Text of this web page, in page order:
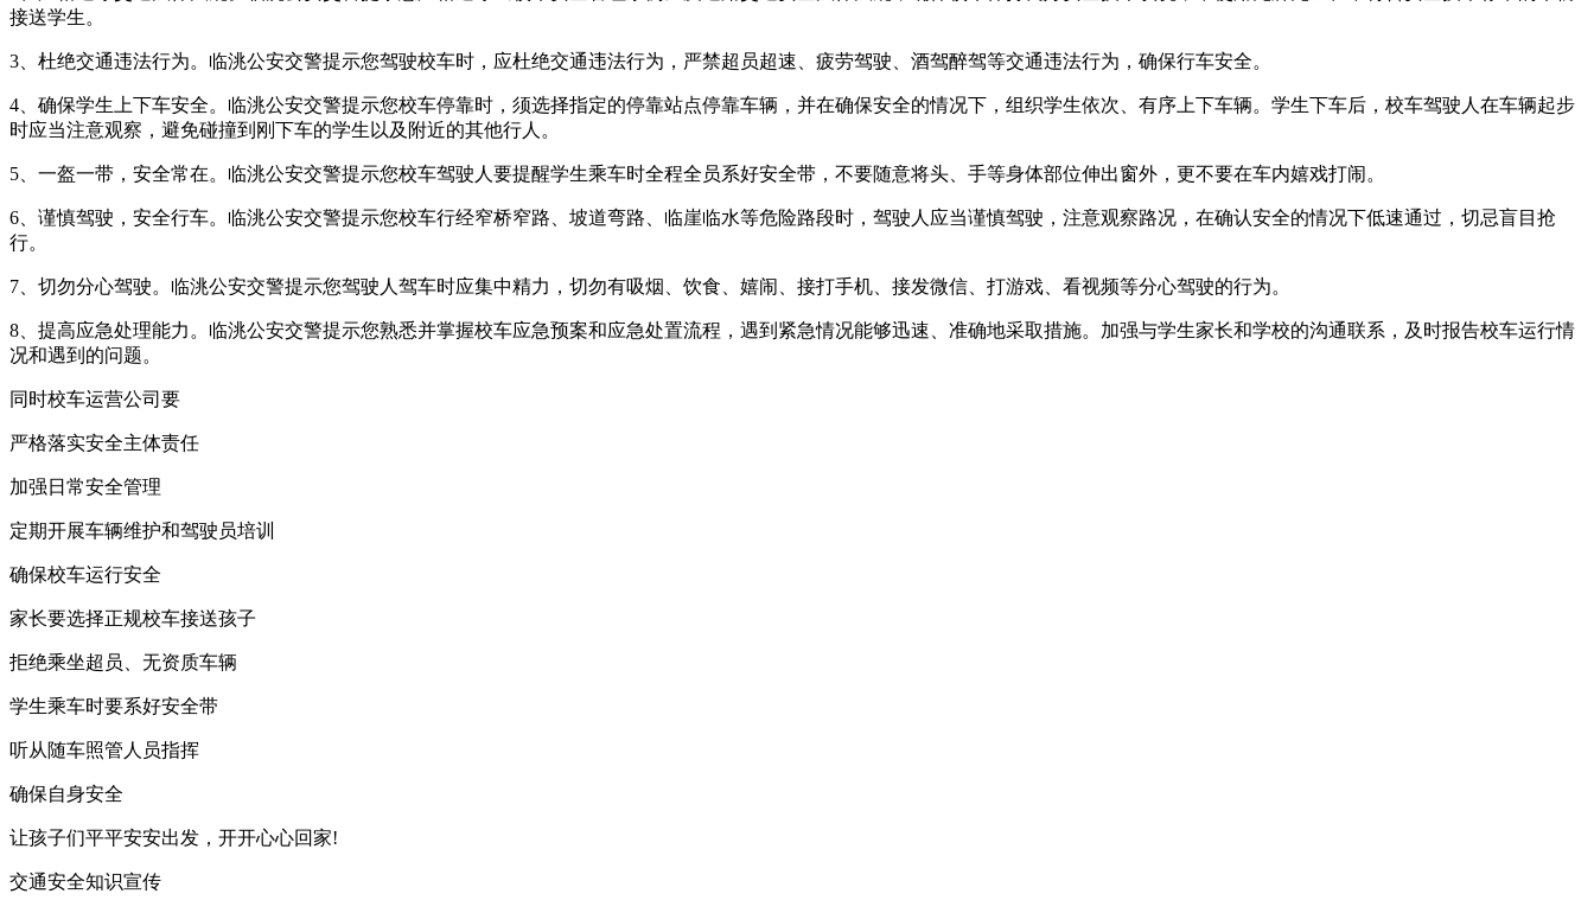
接送学生。
3、杜绝交通违法行为。临洮公安交警提示您驾驶校车时，应杜绝交通违法行为，严禁超员超速、疲劳驾驶、酒驾醉驾等交通违法行为，确保行车安全。
4、确保学生上下车安全。临洮公安交警提示您校车停靠时，须选择指定的停靠站点停靠车辆，并在确保安全的情况下，组织学生依次、有序上下车辆。学生下车后，校车驾驶人在车辆起步
时应当注意观察，避免碰撞到刚下车的学生以及附近的其他行人。
5、一盔一带，安全常在。临洮公安交警提示您校车驾驶人要提醒学生乘车时全程全员系好安全带，不要随意将头、手等身体部位伸出窗外，更不要在车内嬉戏打闹。
6、谨慎驾驶，安全行车。临洮公安交警提示您校车行经窄桥窄路、坡道弯路、临崖临水等危险路段时，驾驶人应当谨慎驾驶，注意观察路况，在确认安全的情况下低速通过，切忌盲目抢
行。
7、切勿分心驾驶。临洮公安交警提示您驾驶人驾车时应集中精力，切勿有吸烟、饮食、嬉闹、接打手机、接发微信、打游戏、看视频等分心驾驶的行为。
8、提高应急处理能力。临洮公安交警提示您熟悉并掌握校车应急预案和应急处置流程，遇到紧急情况能够迅速、准确地采取措施。加强与学生家长和学校的沟通联系，及时报告校车运行情
况和遇到的问题。
同时校车运营公司要
严格落实安全主体责任
加强日常安全管理
定期开展车辆维护和驾驶员培训
确保校车运行安全
家长要选择正规校车接送孩子
拒绝乘坐超员、无资质车辆
学生乘车时要系好安全带
听从随车照管人员指挥
确保自身安全
让孩子们平平安安出发，开开心心回家!
交通安全知识宣传